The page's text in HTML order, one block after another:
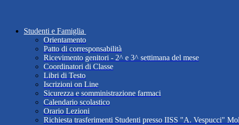
Studenti e Famiglia
Orientamento
Patto di corresponsabilità
Ricevimento genitori - 2^ e 3^ settimana del mese
Coordinatori di Classe
Libri di Testo
Iscrizioni on Line
Sicurezza e somministrazione farmaci
Calendario scolastico
Orario Lezioni
Richiesta trasferimenti Studenti presso IISS "A. Vespucci"